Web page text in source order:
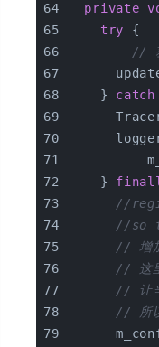
private
try {
//
    }
catch
    }
//
//so
// 增
// 这
// 让
// 所